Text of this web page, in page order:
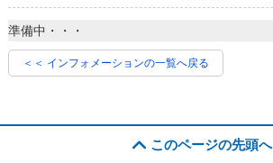
準備中・・・
＜＜ インフォメーションの一覧へ戻る
このページの先頭へ